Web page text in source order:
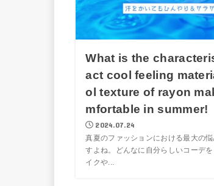
What is the
act cool feeling
ol texture of rayon
mfortable in summer!
2024.07.24
真夏のファッションにおける最大の
すよね。どんなに自分らしいコーデ
イクや...